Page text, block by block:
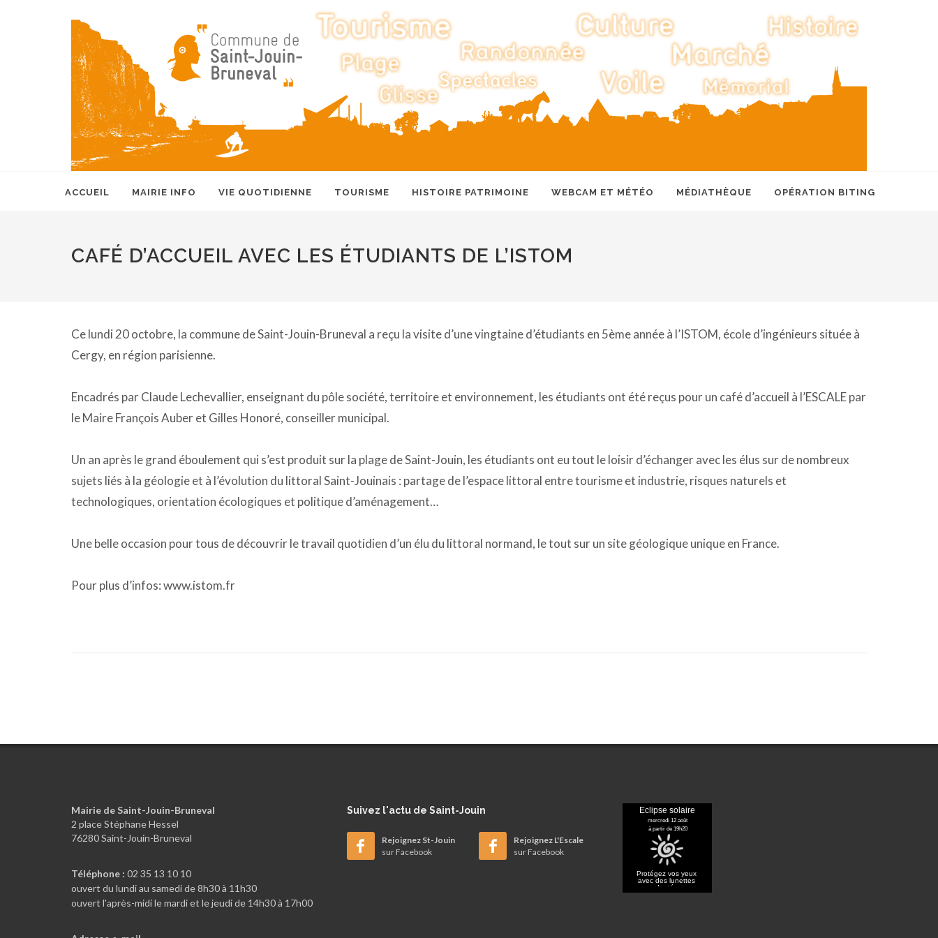
ACCUEIL MAIRIE INFO VIE QUOTIDIENNE TOURISME HISTOIRE PATRIMOINE WEBCAM ET MÉTÉO MÉDIATHÈQUE OPÉRATION BITING
CAFÉ D’ACCUEIL AVEC LES ÉTUDIANTS DE L’ISTOM
Ce lundi 20 octobre, la commune de Saint-Jouin-Bruneval a reçu la visite d’une vingtaine d’étudiants en 5ème année à l’ISTOM, école d’ingénieurs située à
Cergy, en région parisienne.
Encadrés par Claude Lechevallier, enseignant du pôle société, territoire et environnement, les étudiants ont été reçus pour un café d’accueil à l’ESCALE par
le Maire François Auber et Gilles Honoré, conseiller municipal.
Un an après le grand éboulement qui s’est produit sur la plage de Saint-Jouin, les étudiants ont eu tout le loisir d’échanger avec les élus sur de nombreux
sujets liés à la géologie et à l’évolution du littoral Saint-Jouinais : partage de l’espace littoral entre tourisme et industrie, risques naturels et
technologiques, orientation écologiques et politique d’aménagement…
Une belle occasion pour tous de découvrir le travail quotidien d’un élu du littoral normand, le tout sur un site géologique unique en France.
Pour plus d’infos: www.istom.fr
Mairie de Saint-Jouin-Bruneval
2 place Stéphane Hessel
76280 Saint-Jouin-Bruneval
Téléphone : 02 35 13 10 10
ouvert du lundi au samedi de 8h30 à 11h30
ouvert l'après-midi le mardi et le jeudi de 14h30 à 17h00
Suivez l'actu de Saint-Jouin
Rejoignez St-Jouin
sur Facebook
Rejoignez L'Escale
sur Facebook